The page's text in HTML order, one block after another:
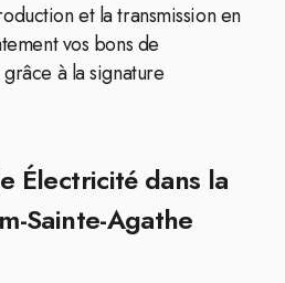
et la transmission en
vos bons de
à la signature
Électricité dans la
Sainte-Agathe